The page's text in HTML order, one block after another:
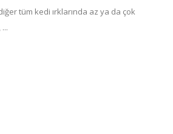
tüm kedi ırklarında az ya da çok